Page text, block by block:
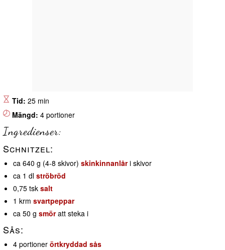
Tid: 25 min
Mängd: 4 portioner
Ingredienser:
Schnitzel:
ca 640 g (4-8 skivor) skinkinnanlåri skivor
ca 1 dl ströbröd
0,75 tsk salt
1 krm svartpeppar
ca 50 g smöratt steka i
Sås:
4 portioner örtkryddad sås